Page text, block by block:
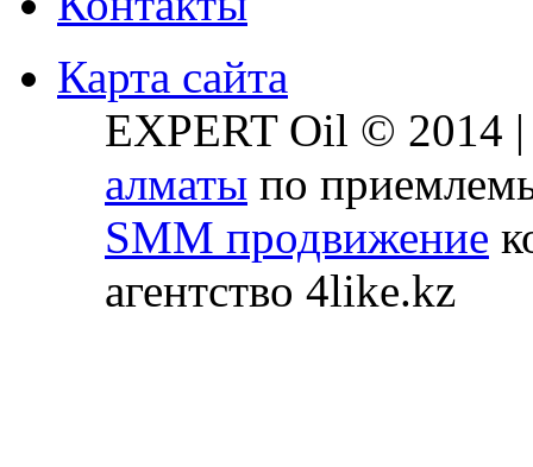
Карта сайта
EXPERT Oil © 2014
алматы по
SMM продвижение
агентство 4like.kz